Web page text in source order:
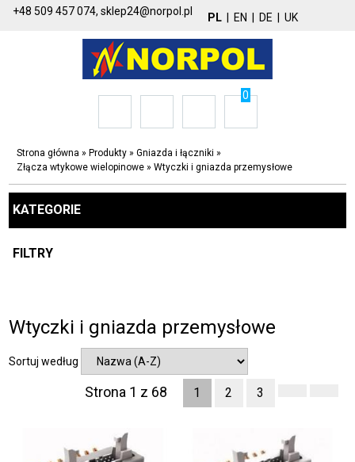
+48 509 457 074,sklep24@norpol.pl PL EN DE UK
0
Strona główna » Produkty »Gniazda i łączniki »
Złącza wtykowe wielopinowe »Wtyczki i gniazda przemysłowe
KATEGORIE
FILTRY
Wtyczki i gniazda przemysłowe
Sortuj według
Strona 1 z 68 1 2 3